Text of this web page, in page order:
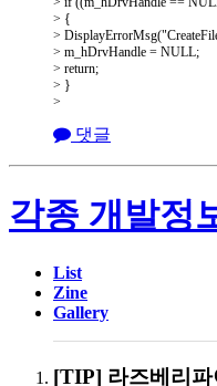
> {
>
> m_hDrvHandle = NULL;
> return;
> }
>
댓글
각종 개발정
List
Zine
Gallery
[TIP] 라즈베리